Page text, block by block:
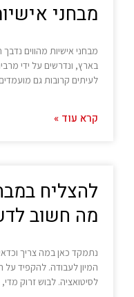
מבחני
מבחני אישיות מהווים
בארץ, ונדרשים על ידי
לעיתים קרובות גם
קרא עוד »
להצליח
מה חשוב
נתמקד כאן במה צריך
המיון לעבודה. להקפיד
לסיטואציה. לבוש זרוק